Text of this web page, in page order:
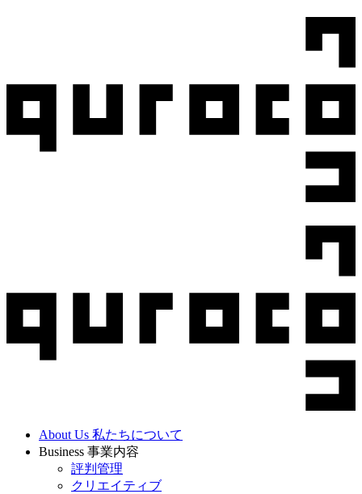
About Us 私たちについて
Business 事業内容
評判管理
クリエイティブ